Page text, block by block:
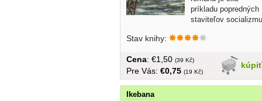
príkladu popredných
staviteľov socializmu
Stav knihy:
kúpiť
Cena: €1,50 (39 Kč)
Pre Vás: €0,75 (19 Kč)
Ikebana